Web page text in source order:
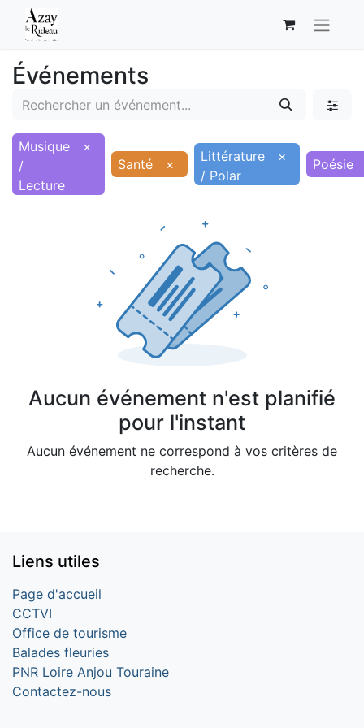
Événements
Musique
/
Lecture
×
Santé
×
Littérature
/ Polar
× Poésie
Aucun événement n'est planifié
pour l'instant
Aucun événement ne correspond à vos critères de
recherche.
Liens utiles
Page d'accueil
CCTVI
Office de tourisme
Balades fleuries
PNR Loire Anjou Touraine
Contactez-nous